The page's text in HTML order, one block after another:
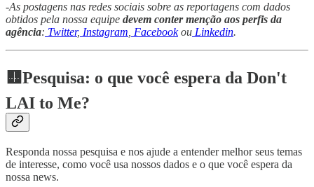
-As postagens nas redes sociais sobre as reportagens com dados
obtidos pela nossa equipe devem conter menção aos perfis da
agência: Twitter, Instagram Facebookou Linkedin.
🟨Pesquisa: o que você espera da Don't
LAI to Me?
Responda nossa pesquisa e nos ajude a entender melhor seus temas
de interesse, como você usa nossos dados e o que você espera da
nossa news.